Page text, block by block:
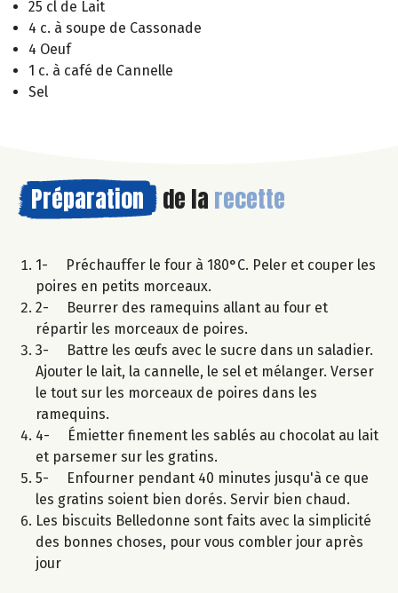
25 cl de Lait
4 c. à soupe de Cassonade
4 Oeuf
1 c. à café de Cannelle
Sel
Préparation de la recette
1- Préchauffer le four à 180°C. Peler et couper les
poires en petits morceaux.
2- Beurrer des ramequins allant au four et
répartir les morceaux de poires.
3- Battre les œufs avec le sucre dans un saladier.
Ajouter le lait, la cannelle, le sel et mélanger. Verser
le tout sur les morceaux de poires dans les
ramequins.
4- Émietter finement les sablés au chocolat au lait
et parsemer sur les gratins.
5- Enfourner pendant 40 minutes jusqu'à ce que
les gratins soient bien dorés. Servir bien chaud.
Les biscuits Belledonne sont faits avec la simplicité
des bonnes choses, pour vous combler jour après
jour